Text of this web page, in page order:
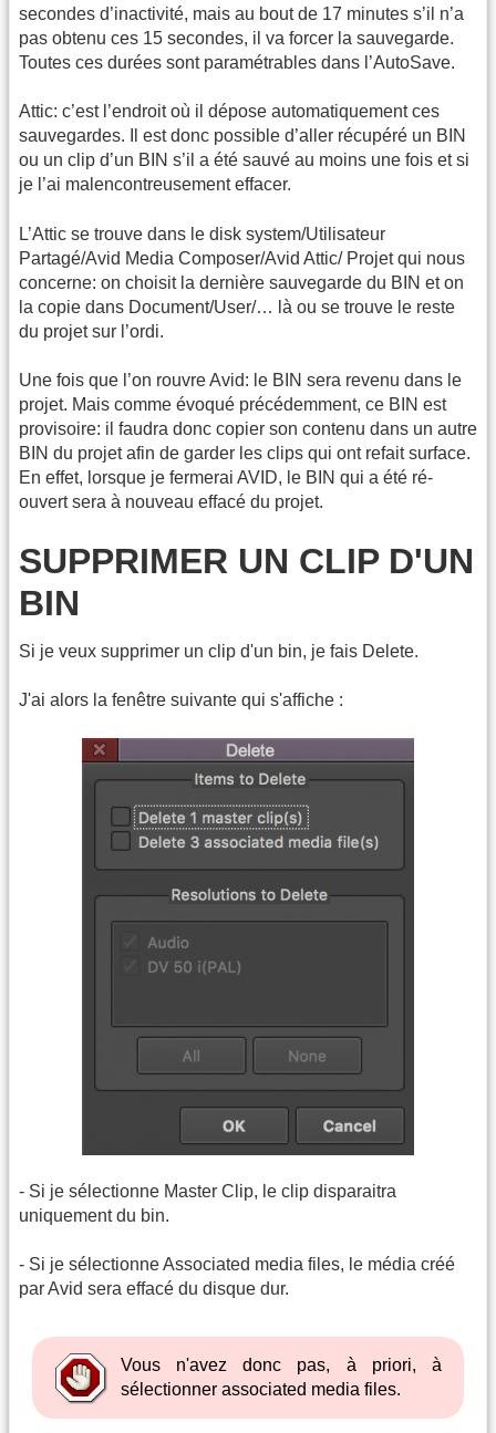
secondes d’inactivité, mais au bout de 17 minutes s’il n’a
pas obtenu ces 15 secondes, il va forcer la sauvegarde.
Toutes ces durées sont paramétrables dans l’AutoSave.
Attic: c’est l’endroit où il dépose automatiquement ces
sauvegardes. Il est donc possible d’aller récupéré un BIN
ou un clip d’un BIN s’il a été sauvé au moins une fois et si
je l’ai malencontreusement effacer.
L’Attic se trouve dans le disk system/Utilisateur
Partagé/Avid Media Composer/Avid Attic/ Projet qui nous
concerne: on choisit la dernière sauvegarde du BIN et on
la copie dans Document/User/… là ou se trouve le reste
du projet sur l’ordi.
Une fois que l’on rouvre Avid: le BIN sera revenu dans le
projet. Mais comme évoqué précédemment, ce BIN est
provisoire: il faudra donc copier son contenu dans un autre
BIN du projet afin de garder les clips qui ont refait surface.
En effet, lorsque je fermerai AVID, le BIN qui a été ré-
ouvert sera à nouveau effacé du projet.
SUPPRIMER UN CLIP D'UN
BIN
Si je veux supprimer un clip d'un bin, je fais Delete.
J'ai alors la fenêtre suivante qui s'affiche :
- Si je sélectionne Master Clip, le clip disparaitra
uniquement du bin.
- Si je sélectionne Associated media files, le média créé
par Avid sera effacé du disque dur.
Vous n'avez donc pas, à priori, à
sélectionner associated media files.